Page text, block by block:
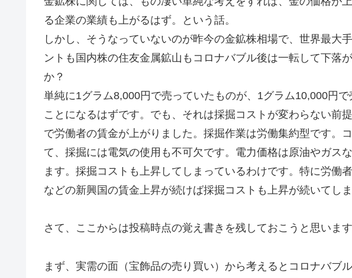
る企業の業績も上がるはず。という話。
しかし、そうなっていないのが昨今の金鉱株相場で、世界最大
ントも国内株の住友金属鉱山もコロナバブル後は一転して下落
か？
単純に1グラム8,000円で売っていたものが、1グラム10,000円
ことになるはずです。でも、それは採掘コストが変わらない前
で労働者の賃金が上がりました。採掘作業は労働集約型です。
て、採掘には電気の使用も不可欠です。電力価格は原油やガス
ます。採掘コストも上昇してしまっているわけです。特に労働
などの新興国の賃金上昇が続けば採掘コストも上昇が続いてし
さて、ここからは投稿時点の覚え書きを残しておこうと思います
まず、実需の面（宝飾品の売り買い）から考えるとコロナバブ